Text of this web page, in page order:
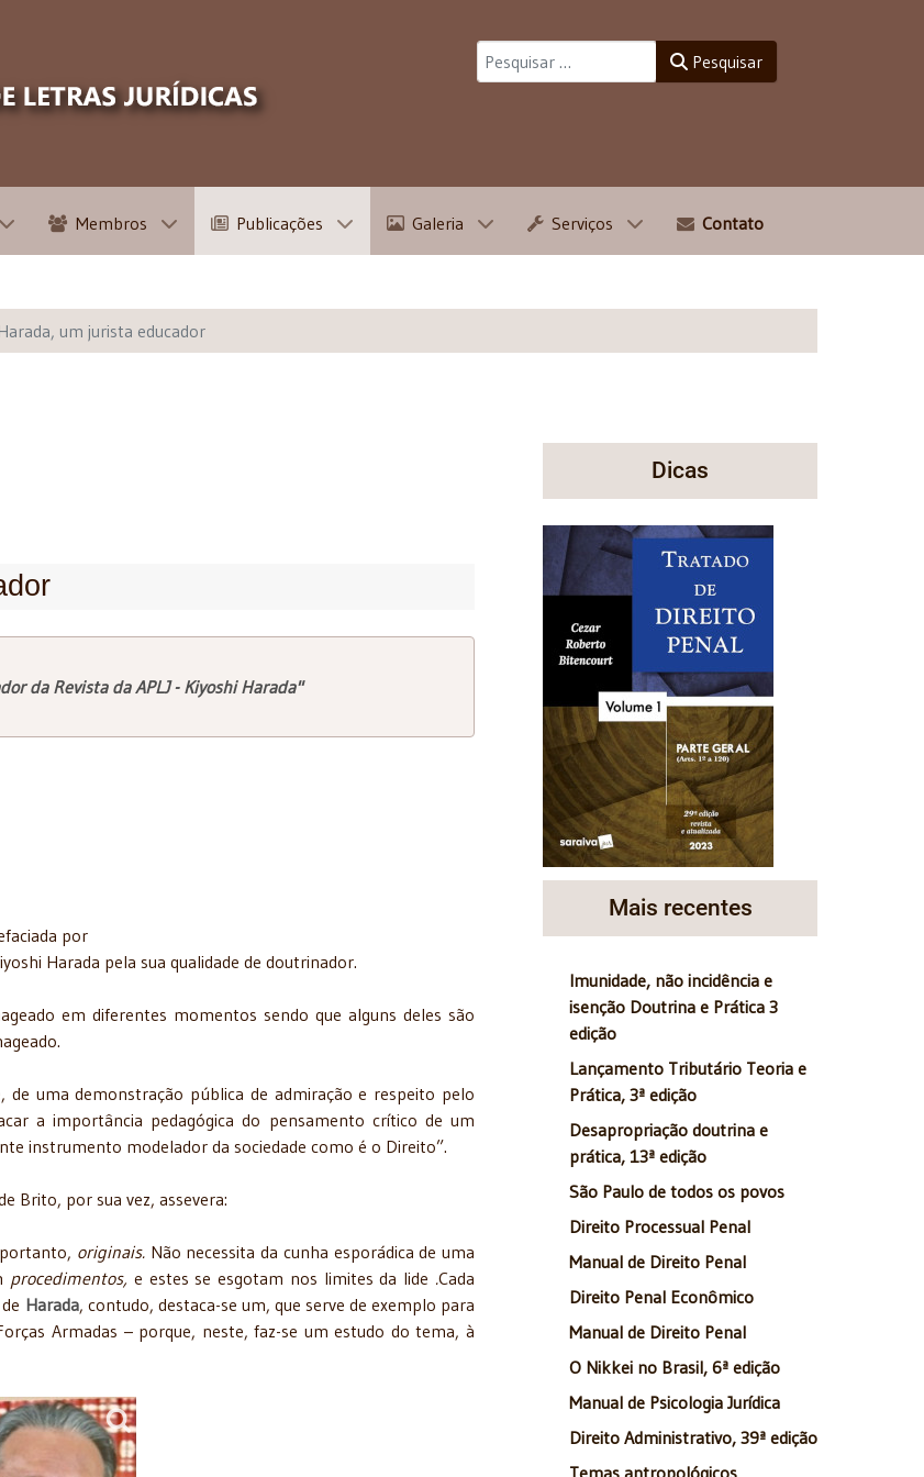
Pesquisar
Membros Publicações Galeria Serviços Contato
um jurista educador
da Revista da APLJ - Kiyoshi Harada"
por
Harada pela sua qualidade de doutrinador.
em diferentes momentos sendo que alguns deles são
uma demonstração pública de admiração e respeito pelo
a importância pedagógica do pensamento crítico de um
instrumento modelador da sociedade como é o Direito”.
Brito, por sua vez, assevera:
portanto, originais. Não necessita da cunha esporádica de uma
procedimentos, e estes se esgotam nos limites da lide .Cada
Harada, contudo, destaca-se um, que serve de exemplo para
Armadas – porque, neste, faz-se um estudo do tema, à
Dicas
Mais recentes
Imunidade, não incidência e
isenção Doutrina e Prática 3
edição
Lançamento Tributário Teoria e
Prática, 3ª edição
Desapropriação doutrina e
prática, 13ª edição
São Paulo de todos os povos
Direito Processual Penal
Manual de Direito Penal
Direito Penal Econômico
Manual de Direito Penal
O Nikkei no Brasil, 6ª edição
Manual de Psicologia Jurídica
Direito Administrativo, 39ª edição